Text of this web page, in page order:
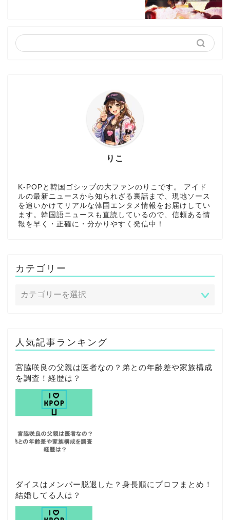
りこ
K-POPと韓国ゴシップの大ファンのりこです。 アイド
ルの最新ニュースから知られざる裏話まで、現地ソース
を追いかけてリアルな韓国エンタメ情報をお届けしてい
ます。韓国語ニュースも直読しているので、信頼ある情
報を早く・正確に・分かりやすく発信中！
カテゴリー
人気記事ランキング
宮脇咲良の父親は医者なの？弟との年齢差や家族構成
を調査！経歴は？
ダイスはメンバー脱退した？身長順にプロフまとめ！
結婚してる人は？